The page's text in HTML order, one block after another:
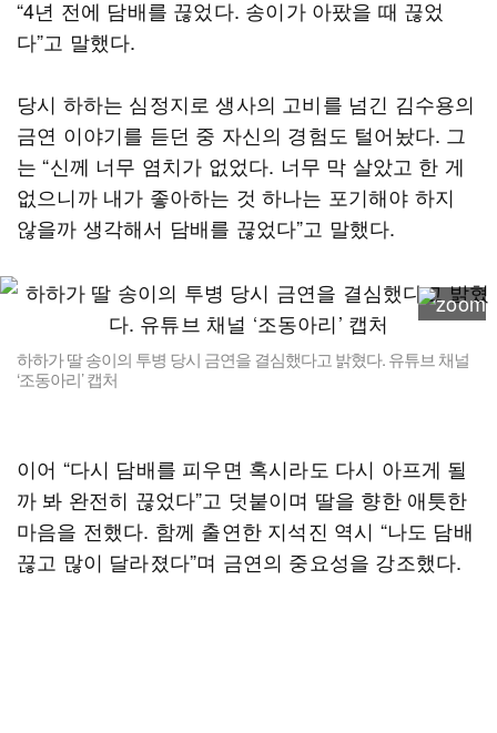
“4년 전에 담배를 끊었다. 송이가 아팠을 때 끊었
다”고 말했다.
당시 하하는 심정지로 생사의 고비를 넘긴 김수용의
금연 이야기를 듣던 중 자신의 경험도 털어놨다. 그
는 “신께 너무 염치가 없었다. 너무 막 살았고 한 게
없으니까 내가 좋아하는 것 하나는 포기해야 하지
않을까 생각해서 담배를 끊었다”고 말했다.
하하가 딸 송이의 투병 당시 금연을 결심했다고 밝혔다. 유튜브 채널
‘조동아리’ 캡처
이어 “다시 담배를 피우면 혹시라도 다시 아프게 될
까 봐 완전히 끊었다”고 덧붙이며 딸을 향한 애틋한
마음을 전했다. 함께 출연한 지석진 역시 “나도 담배
끊고 많이 달라졌다”며 금연의 중요성을 강조했다.